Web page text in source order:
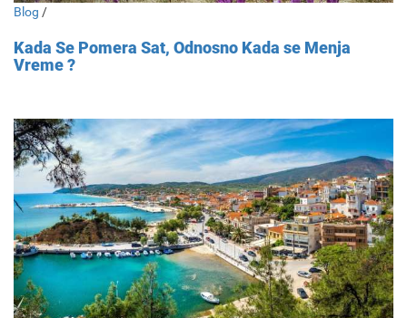
Blog /
Kada Se Pomera Sat, Odnosno Kada se Menja
Vreme ?